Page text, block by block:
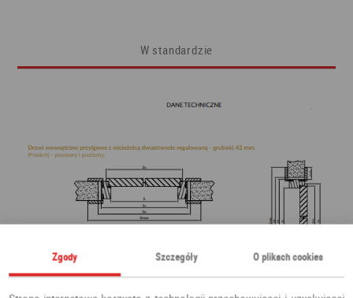
W standardzie
Zgody Szczegóły O plikach cookies